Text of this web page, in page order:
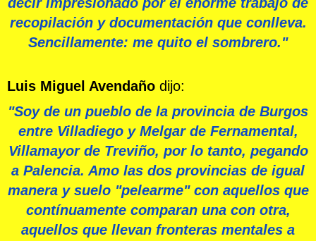
recopilación y documentación que conlleva.
Sencillamente: me quito el sombrero."
Luis Miguel Avendaño dijo:
"Soy de un pueblo de la provincia de Burgos
entre Villadiego y Melgar de Fernamental,
Villamayor de Treviño, por lo tanto, pegando
a Palencia. Amo las dos provincias de igual
manera y suelo "pelearme" con aquellos que
contínuamente comparan una con otra,
aquellos que llevan fronteras mentales a